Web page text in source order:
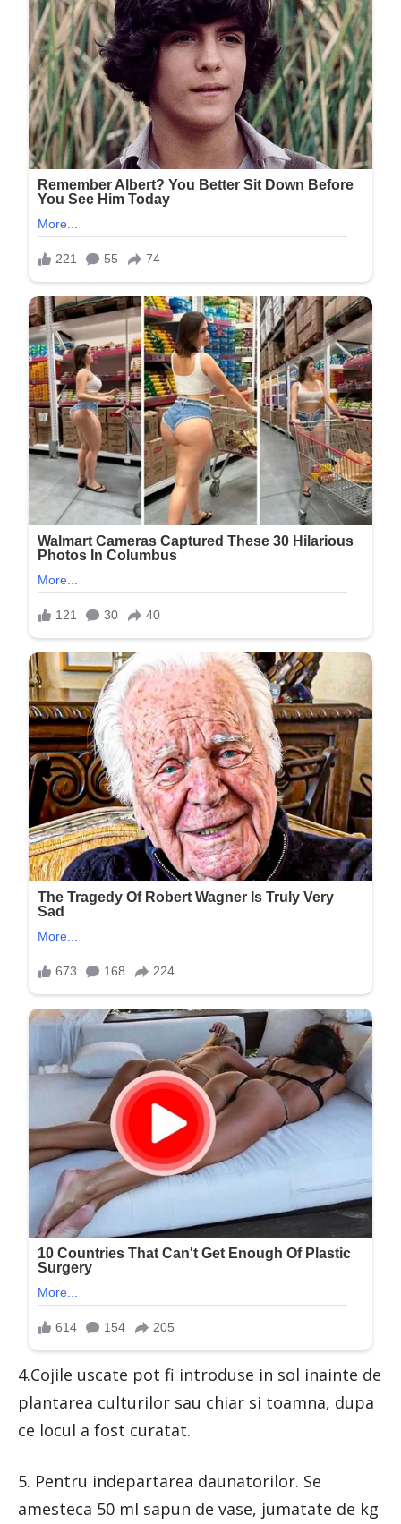
4.Cojile uscate pot fi introduse in sol inainte de
plantarea culturilor sau chiar si toamna, dupa
ce locul a fost curatat.
5. Pentru indepartarea daunatorilor. Se
amesteca 50 ml sapun de vase, jumatate de kg